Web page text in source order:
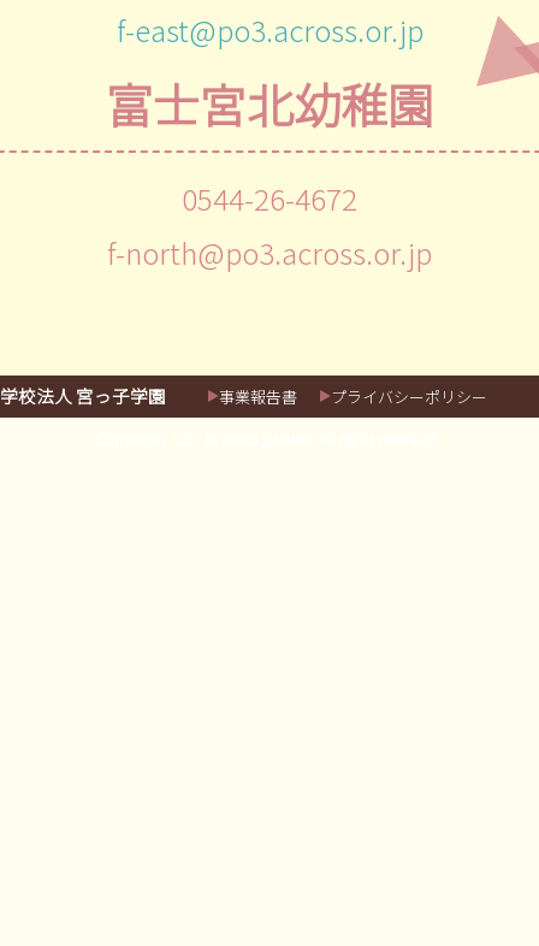
f-east@po3.across.or.jp
富士宮北幼稚園
0544-26-4672
f-north@po3.across.or.jp
学校法人 宮っ子学園 事業報告書 プライバシーポリシー